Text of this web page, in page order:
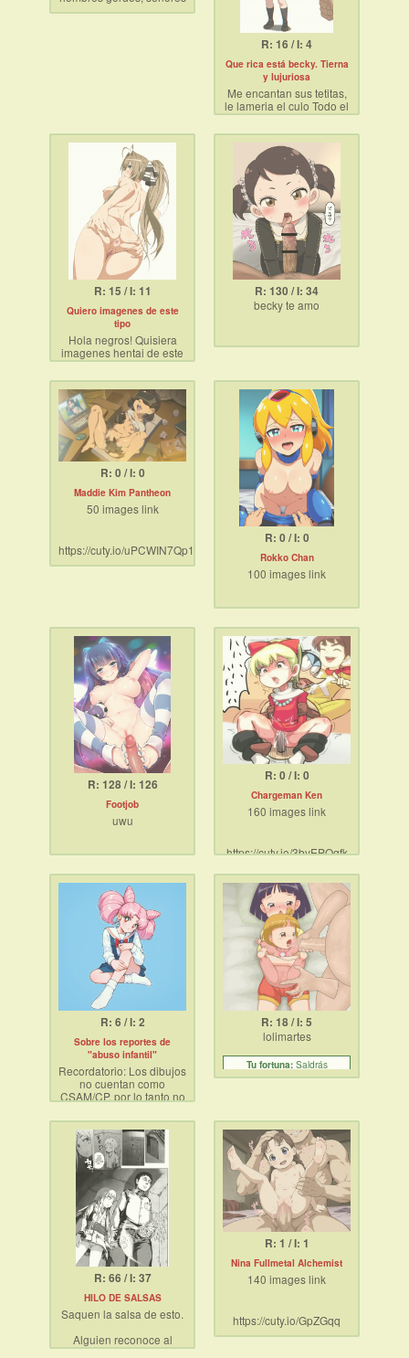
barrigones de 40 anos,
dispositivos
R: 16 / I: 4
Que rica está becky. Tierna
y lujuriosa
Me encantan sus tetitas,
le lameria el culo Todo el
día a esa perra
R: 15 / I: 11
Quiero imagenes de este
tipo
Hola negros! Quisiera
imagenes hentai de este
tipo. Posteen sus fotos
R: 130 / I: 34
becky te amo
R: 0 / I: 0
Maddie Kim Pantheon
50 images link
https://cuty.io/uPCWIN7Qp1H
R: 0 / I: 0
Rokko Chan
100 images link
R: 128 / I: 126
Footjob
uwu
R: 0 / I: 0
Chargeman Ken
160 images link
https://cuty.io/3byEPQgfk
R: 6 / I: 2
Sobre los reportes de
"abuso infantil"
Recordatorio: Los dibujos
no cuentan como
CSAM/CP, por lo tanto no
tampoco las monas de
silicón o el 3D cuenta a
menos que deberas sea
indistinguible de una
persona real, gracias por
su atención.
R: 18 / I: 5
lolimartes
Tu fortuna:Saldrás
ganador del melate, usa los
R: 66 / I: 37
HILO DE SALSAS
Saquen la salsa de esto.
Alguien reconoce al
artista o algo?
R: 1 / I: 1
Nina Fullmetal Alchemist
140 images link
https://cuty.io/GpZGqq